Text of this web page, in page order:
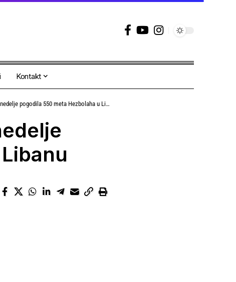
Kontakt
pogodila 550 meta Hezbolaha u Libanu